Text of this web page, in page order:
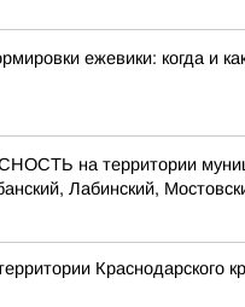
ежевики: когда и
на территории
Лабинский,
Краснодарского